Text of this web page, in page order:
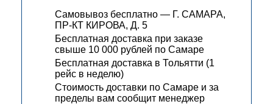
Самовывоз бесплатно — Г. САМАРА,
ПР-КТ КИРОВА, Д. 5
Бесплатная доставка при заказе
свыше 10 000 рублей по Самаре
Бесплатная доставка в Тольятти (1
рейс в неделю)
Стоимость доставки по Самаре и за
пределы вам сообщит менеджер